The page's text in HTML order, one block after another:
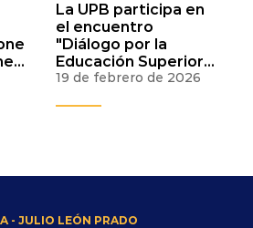
La UPB participa en
el encuentro
"Diálogo por la
Educación Superior"
para fortalecer el
19 de febrero de 2026
- JULIO LEÓN PRADO